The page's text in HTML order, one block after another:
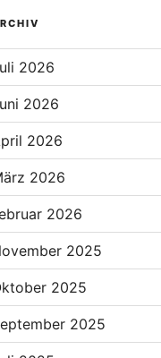
2026
2026
2026
2026
2026
2025
2025
2025